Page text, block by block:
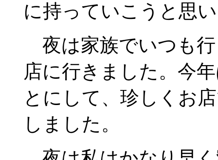
に持っていこうと思
夜は家族でいつも
店に行きました。今
とにして、珍しくお
しました。